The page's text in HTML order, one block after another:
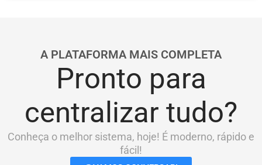
A PLATAFORMA MAIS COMPLETA
Pronto para
centralizar tudo?
Conheça o melhor sistema, hoje! É moderno, rápido e
fácil!